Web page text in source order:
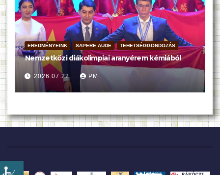
EREDMÉNYEINK SAPERE AUDE TEHETSÉGGONDOZÁS
Nemzetközi diákolimpiai aranyérem kémiából
2026.07.22. PM